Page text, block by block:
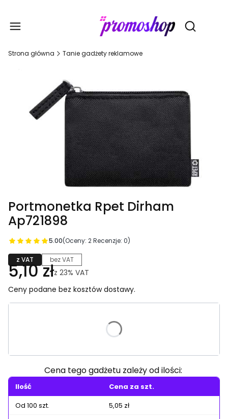
Otwórz
Strona główna Tanie gadżety reklamowe
Portmonetka Rpet Dirham
Ap721898
5.00(Oceny: 2 Recenzje: 0)
z VAT bez VAT
5,10 złz 23% VAT
Ceny podane bez kosztów dostawy.
Poszczególne warianty mogą różnić się ceną
Cena tego gadżetu zależy od ilości:
Ilość
Cena za szt.
Od 100 szt.
5,05 zł